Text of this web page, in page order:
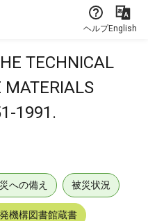
ヘルプEnglish
TECHNICAL
MATERIALS
1991.
への備え 被災状況
機構図書館蔵書